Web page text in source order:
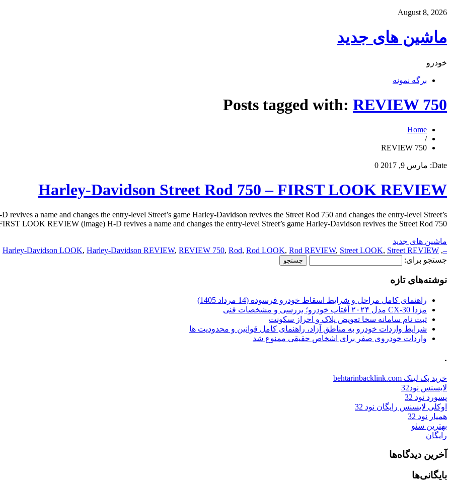
August 8, 2026
ماشین های جدید
خودرو
برگه نمونه
Posts tagged with: REVIEW 750
Home
/
REVIEW 750
Date: مارس 9, 2017 0
Harley-Davidson Street Rod 750 – FIRST LOOK REVIEW
a name and changes the entry-level Street’s game Harley-Davidson revives the Street Rod 750 and changes the entry-level Street’s
LOOK REVIEW (image) H-D revives a name and changes the entry-level Street’s game Harley-Davidson revives the Street Rod 750 […]
ماشین های جدید
–
,
Harley-Davidson LOOK, Harley-Davidson REVIEW, REVIEW 750, Rod, Rod LOOK, Rod REVIEW, Street LOOK, Street REVIEW
جستجو برای:
نوشته‌های تازه
راهنمای کامل مراحل و شرایط اسقاط خودرو فرسوده (14 مرداد 1405)
مزدا CX-30 مدل ۲۰۲۴ آفتاب خودرو؛ بررسی و مشخصات فنی
ثبت نام سامانه سخا تعویض پلاک و احراز سکونت
شرایط واردات خودرو به مناطق آزاد، راهنمای کامل قوانین و محدودیت ها
واردات خودروی صفر برای اشخاص حقیقی ممنوع شد
.
خرید بک لینک behtarinbacklink.com
لایسنس نود32
پسورد نود 32
اوکلی لایسنس رایگان نود 32
همیار نود 32
بهترین سئو
رایگان
آخرین دیدگاه‌ها
بایگانی‌ها